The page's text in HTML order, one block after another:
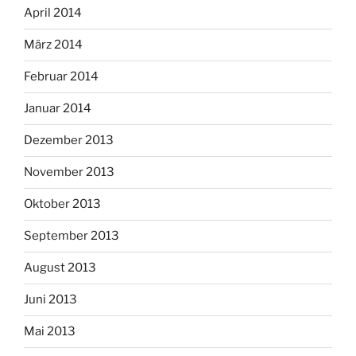
April 2014
März 2014
Februar 2014
Januar 2014
Dezember 2013
November 2013
Oktober 2013
September 2013
August 2013
Juni 2013
Mai 2013